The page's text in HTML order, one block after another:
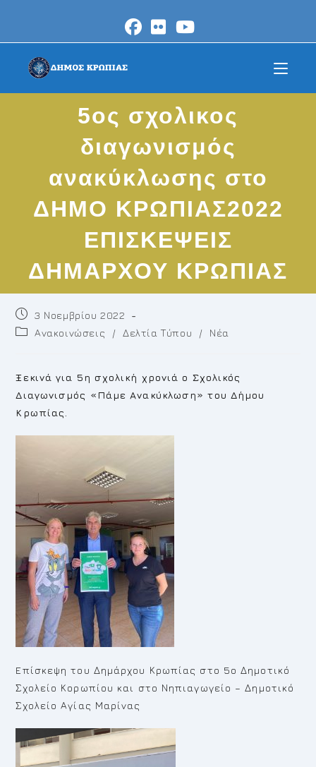
content
5ος σχολικος
διαγωνισμός
ανακύκλωσης στο
ΔΗΜΟ ΚΡΩΠΙΑΣ2022
ΕΠΙΣΚΕΨΕΙΣ
ΔΗΜΑΡΧΟΥ ΚΡΩΠΙΑΣ
Post
published:
3 Νοεμβρίου 2022
PostΑνακοινώσεις / Δελτία Τύπου / Νέα
Ξεκινά για 5η σχολική χρονιά ο Σχολικός
Διαγωνισμός «Πάμε Ανακύκλωση» του Δήμου
Κρωπίας.
Eπίσκεψη του Δημάρχου Κρωπίας στο 5ο Δημοτικό
Σχολείο Κορωπίου και στο Νηπιαγωγείο – Δημοτικό
Σχολείο Αγίας Μαρίνας